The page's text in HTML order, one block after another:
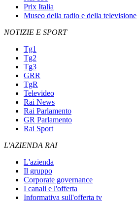
Prix Italia
Museo della radio e della televisione
NOTIZIE E SPORT
Tg1
Tg2
Tg3
GRR
TgR
Televideo
Rai News
Rai Parlamento
GR Parlamento
Rai Sport
L'AZIENDA RAI
L'azienda
Il gruppo
Corporate governance
I canali e l'offerta
Informativa sull'offerta tv